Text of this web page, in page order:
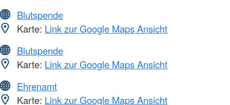
Blutspende
Karte: Link zur Google Maps Ansicht
Blutspende
Karte: Link zur Google Maps Ansicht
Ehrenamt
Karte: Link zur Google Maps Ansicht